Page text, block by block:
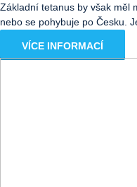
Základní tetanus by však měl
nebo se pohybuje po Česku.
VÍCE INFORMACÍ